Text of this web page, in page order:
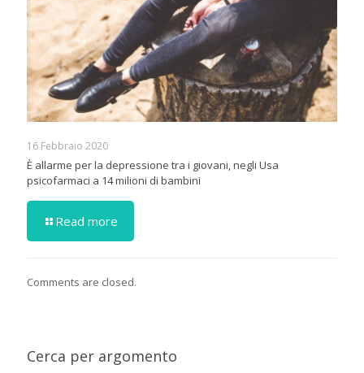
16 Febbraio 2020
È allarme per la depressione tra i giovani, negli Usa
psicofarmaci a 14 milioni di bambini
Read more
Comments are closed.
Cerca per argomento